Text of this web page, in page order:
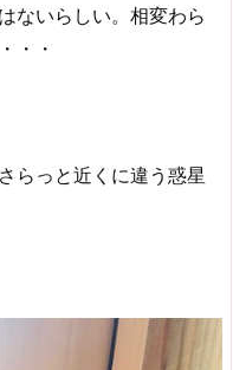
ないらしい。相変わら
・・
らっと近くに違う惑星